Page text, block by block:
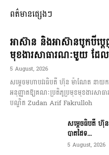
ពត៌មានផ្សេងៗ
អាស៊ាន និងអាស៊ានបូកបីប្តេជ្
មុខងារសាធារណៈមួយ ដែ
5 August, 2026
សម្តេចមហាបវរធិបតី ហ៊ុន ម៉ាណែត នាយករដ្
អនុញ្ញាតឱ្យគណៈប្រតិភូប្រមុខមុខងារសា
បណ្ឌិត Zudan Arif Fakrulloh
សម្ដេចធិបតី ហ៊ុ
បាតដៃទ...
5 August, 2026